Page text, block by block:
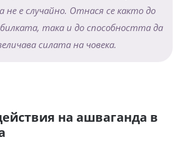
не е случайно. Oтнася се както до
така и до способността да
силата на човека.
на ашваганда в